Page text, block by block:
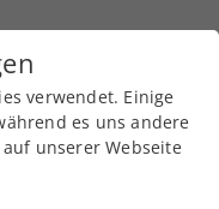
verwendet. Einige
es uns andere
unserer Webseite